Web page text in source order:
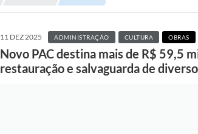
11 DEZ 2025 ADMINISTRAÇÃO CULTURA OBRAS
Novo PAC destina mais de R$ 59,5
restauração e salvaguarda de